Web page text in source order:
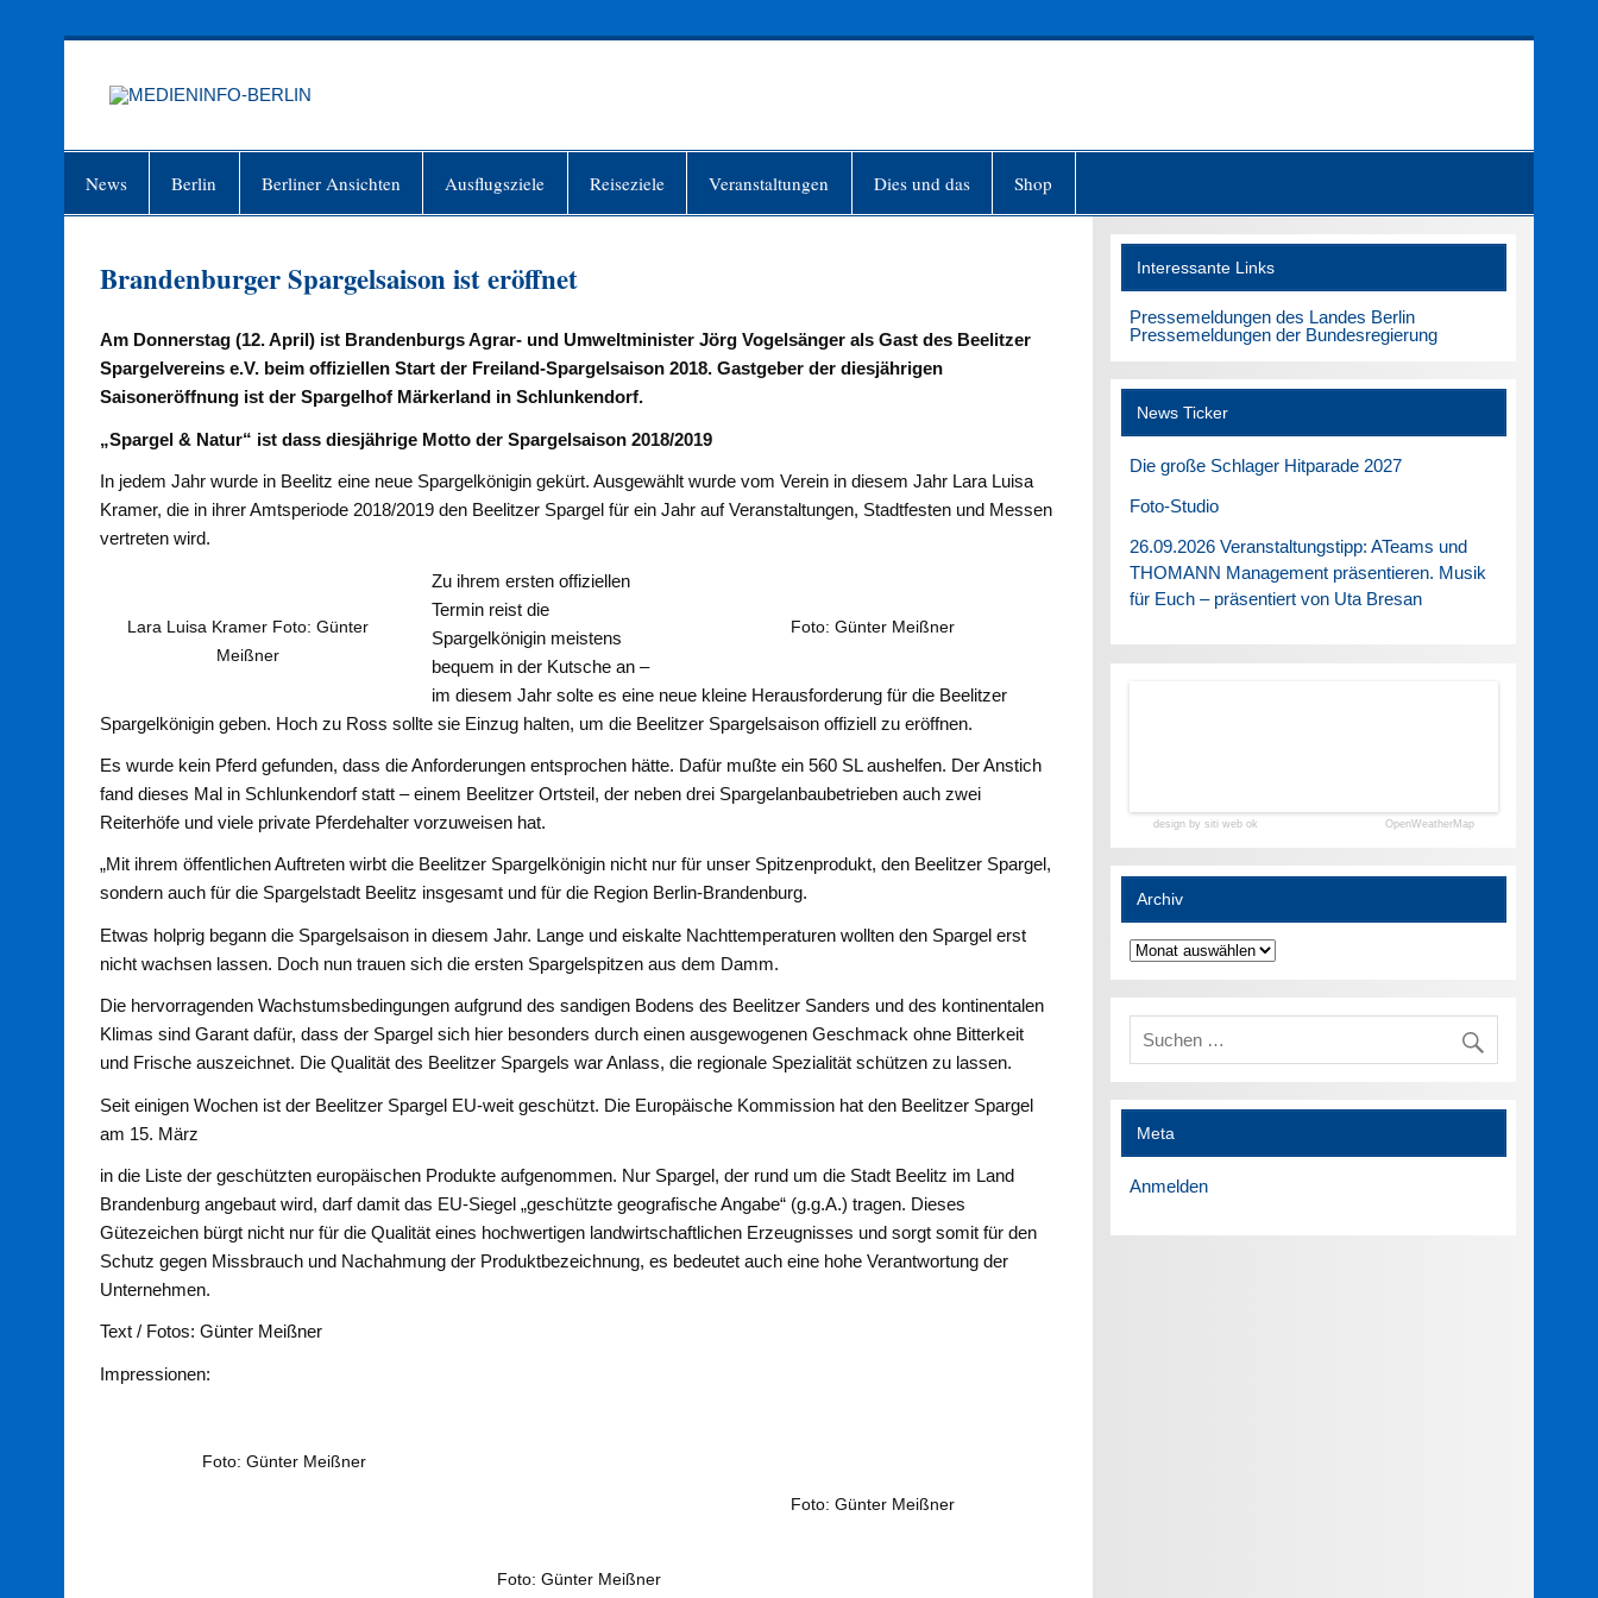
News Berlin Berliner Ansichten Ausflugsziele Reiseziele Veranstaltungen Dies und das Shop
Brandenburger Spargelsaison ist eröffnet
Am Donnerstag (12. April) ist Brandenburgs Agrar- und Umweltminister Jörg Vogelsänger als Gast des Beelitzer
Spargelvereins e.V. beim offiziellen Start der Freiland-Spargelsaison 2018. Gastgeber der diesjährigen
Saisoneröffnung ist der Spargelhof Märkerland in Schlunkendorf.
„Spargel & Natur“ ist dass diesjährige Motto der Spargelsaison 2018/2019
In jedem Jahr wurde in Beelitz eine neue Spargelkönigin gekürt. Ausgewählt wurde vom Verein in diesem Jahr Lara Luisa
Kramer, die in ihrer Amtsperiode 2018/2019 den Beelitzer Spargel für ein Jahr auf Veranstaltungen, Stadtfesten und Messen
vertreten wird.
Foto: Günter Meißner
Lara Luisa Kramer Foto: Günter
Meißner
Zu ihrem ersten offiziellen
Termin reist die
Spargelkönigin meistens
bequem in der Kutsche an –
im diesem Jahr solte es eine neue kleine Herausforderung für die Beelitzer
Spargelkönigin geben. Hoch zu Ross sollte sie Einzug halten, um die Beelitzer Spargelsaison offiziell zu eröffnen.
Es wurde kein Pferd gefunden, dass die Anforderungen entsprochen hätte. Dafür mußte ein 560 SL aushelfen. Der Anstich
fand dieses Mal in Schlunkendorf statt – einem Beelitzer Ortsteil, der neben drei Spargelanbaubetrieben auch zwei
Reiterhöfe und viele private Pferdehalter vorzuweisen hat.
„Mit ihrem öffentlichen Auftreten wirbt die Beelitzer Spargelkönigin nicht nur für unser Spitzenprodukt, den Beelitzer Spargel,
sondern auch für die Spargelstadt Beelitz insgesamt und für die Region Berlin-Brandenburg.
Etwas holprig begann die Spargelsaison in diesem Jahr. Lange und eiskalte Nachttemperaturen wollten den Spargel erst
nicht wachsen lassen. Doch nun trauen sich die ersten Spargelspitzen aus dem Damm.
Die hervorragenden Wachstumsbedingungen aufgrund des sandigen Bodens des Beelitzer Sanders und des kontinentalen
Klimas sind Garant dafür, dass der Spargel sich hier besonders durch einen ausgewogenen Geschmack ohne Bitterkeit
und Frische auszeichnet. Die Qualität des Beelitzer Spargels war Anlass, die regionale Spezialität schützen zu lassen.
Seit einigen Wochen ist der Beelitzer Spargel EU-weit geschützt. Die Europäische Kommission hat den Beelitzer Spargel
am 15. März
in die Liste der geschützten europäischen Produkte aufgenommen. Nur Spargel, der rund um die Stadt Beelitz im Land
Brandenburg angebaut wird, darf damit das EU-Siegel „geschützte geografische Angabe“ (g.g.A.) tragen. Dieses
Gütezeichen bürgt nicht nur für die Qualität eines hochwertigen landwirtschaftlichen Erzeugnisses und sorgt somit für den
Schutz gegen Missbrauch und Nachahmung der Produktbezeichnung, es bedeutet auch eine hohe Verantwortung der
Unternehmen.
Text / Fotos: Günter Meißner
Impressionen:
Foto: Günter Meißner
Foto: Günter Meißner
Foto: Günter Meißner
Interessante Links
Pressemeldungen des Landes Berlin
Pressemeldungen der Bundesregierung
News Ticker
Die große Schlager Hitparade 2027
Foto-Studio
26.09.2026 Veranstaltungstipp: ATeams und
THOMANN Management präsentieren. Musik
für Euch – präsentiert von Uta Bresan
design by siti web ok OpenWeatherMap
Archiv
Archiv
Meta
Anmelden